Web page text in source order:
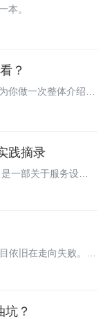
合作伙伴统一输出
本。
？
你做一次整体介绍。
践摘录
一部关于服务设计
。这篇文章包含了3
依旧在走向失败。事
之旅（Dead on
？